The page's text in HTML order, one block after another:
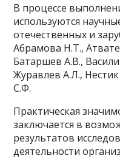
В процессе
используются
отечественных и
Абрамова Н.Т.,
Батаршев А.В.,
Журавлев А.Л.,
С.Ф.
Практическая
заключается в
результатов
деятельности